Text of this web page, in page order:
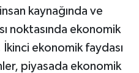
kaynağında ve
noktasında ekonomik
ekonomik faydası
piyasada ekonomik